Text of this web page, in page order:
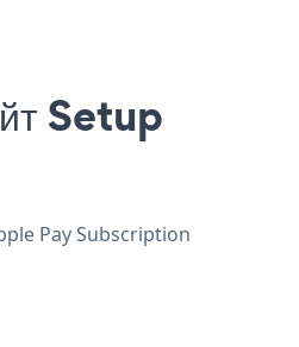
Setup
Pay Subscription